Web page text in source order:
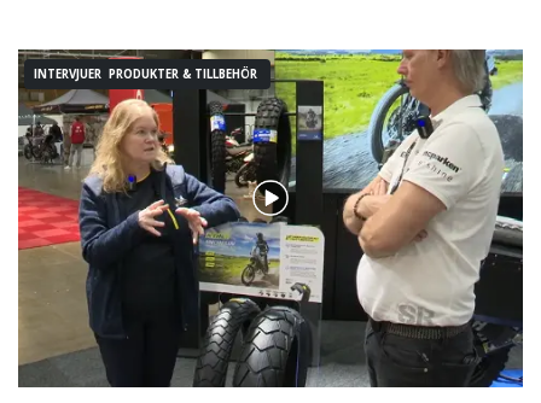
INTERVJUER PRODUKTER & TILLBEHÖR